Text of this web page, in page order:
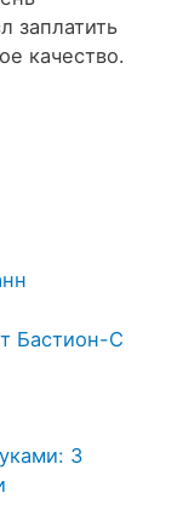
заплатить
качество.
Бастион-С
3